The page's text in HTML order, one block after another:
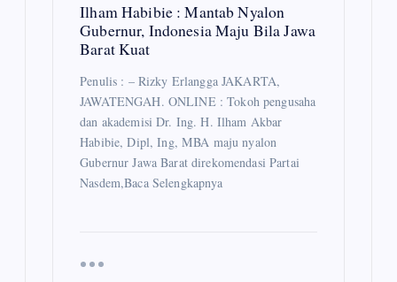
Ilham Habibie : Mantab Nyalon
Gubernur, Indonesia Maju Bila Jawa
Barat Kuat
Penulis : – Rizky Erlangga JAKARTA,
JAWATENGAH. ONLINE : Tokoh pengusaha
dan akademisi Dr. Ing. H. Ilham Akbar
Habibie, Dipl, Ing, MBA maju nyalon
Gubernur Jawa Barat direkomendasi Partai
Nasdem,Baca Selengkapnya